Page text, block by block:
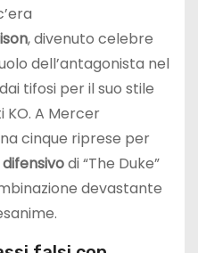
, divenuto celebre
dell’antagonista nel
tifosi per il suo stile
A Mercer
cinque riprese per
di “The Duke”
devastante